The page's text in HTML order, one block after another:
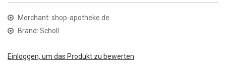
Merchant: shop-apotheke.de
Brand: Scholl
Einloggen, um das Produkt zu bewerten